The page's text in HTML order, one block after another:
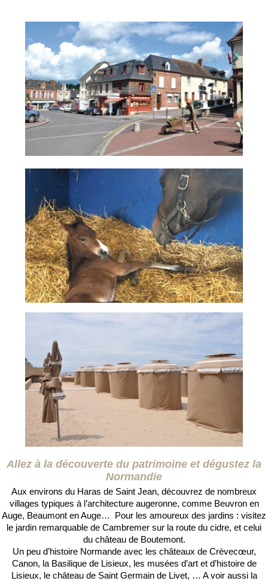
Allez à la découverte du patrimoine et dégustez la
Normandie
Aux environs du Haras de Saint Jean, découvrez de nombreux
villages typiques à l’architecture augeronne, comme Beuvron en
Auge, Beaumont en Auge… Pour les amoureux des jardins : visitez
le jardin remarquable de Cambremer sur la route du cidre, et celui
du château de Boutemont.
Un peu d’histoire Normande avec les châteaux de Crèvecœur,
Canon, la Basilique de Lisieux, les musées d’art et d’histoire de
Lisieux, le château de Saint Germain de Livet, … A voir aussi la